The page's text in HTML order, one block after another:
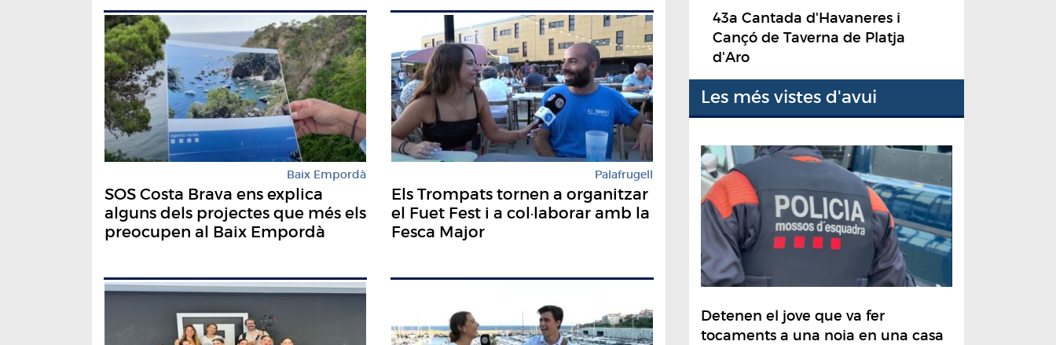
Baix Empordà
SOS Costa Brava ens explica
alguns dels projectes que més els
preocupen al Baix Empordà
Palafrugell
Els Trompats tornen a organitzar
el Fuet Fest i a col·laborar amb la
Fesca Major
43a Cantada d'Havaneres i
Cançó de Taverna de Platja
d'Aro
Les més vistes d'avui
Detenen el jove que va fer
tocaments a una noia en una casa